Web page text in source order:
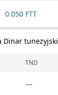
0.050 FTT
Dinar tunezyjski
TND
—